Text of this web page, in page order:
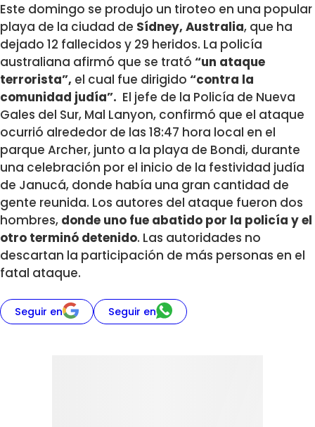
Este domingo se produjo un tiroteo en una popular
playa de la ciudad de Sídney, Australia, que ha
dejado 12 fallecidos y 29 heridos. La policía
australiana afirmó que se trató “un ataque
terrorista”, el cual fue dirigido “contra la
comunidad judía”. El jefe de la Policía de Nueva
Gales del Sur, Mal Lanyon, confirmó que el ataque
ocurrió alrededor de las 18:47 hora local en el
parque Archer, junto a la playa de Bondi, durante
una celebración por el inicio de la festividad judía
de Janucá, donde había una gran cantidad de
gente reunida. Los autores del ataque fueron dos
hombres, donde uno fue abatido por la policía y el
otro terminó detenido. Las autoridades no
descartan la participación de más personas en el
fatal ataque.
Seguir en Seguir en